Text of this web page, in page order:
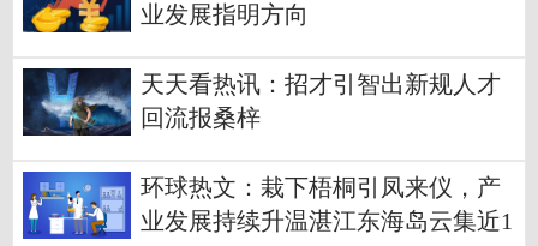
业发展指明方向
天天看热讯：招才引智出新规人才
回流报桑梓
环球热文：栽下梧桐引凤来仪，产
业发展持续升温湛江东海岛云集近1